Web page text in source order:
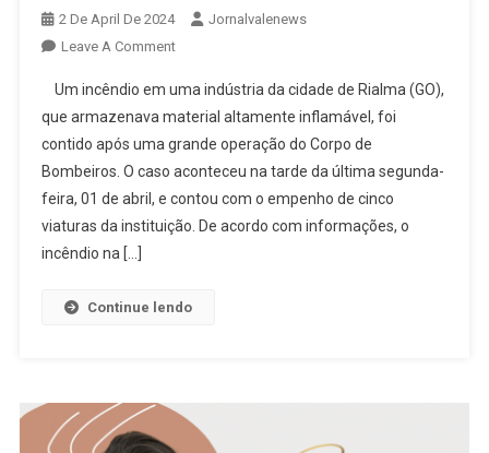
2 De April De 2024
Jornalvalenews
Leave A CommentOn
Em
Indústria
De
Rialma,
Que
Armazenava
De
Operação
Um incêndio em uma indústria da cidade de Rialma (GO),
que armazenava material altamente inflamável, foi
contido após uma grande operação do Corpo de
Bombeiros. O caso aconteceu na tarde da última segunda-
feira, 01 de abril, e contou com o empenho de cinco
viaturas da instituição. De acordo com informações, o
incêndio na […]
Continue lendo